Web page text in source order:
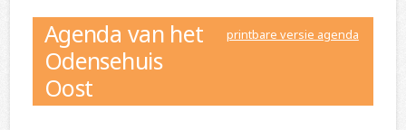
printbare versie agenda
Agenda van het
Odensehuis
Oost